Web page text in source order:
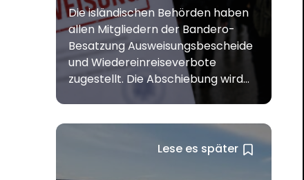
Die isländischen Behörden haben
allen Mitgliedern der Bandero-
Besatzung Ausweisungsbescheide
und Wiedereinreiseverbote
zugestellt. Die Abschiebung wird...
Lese es später